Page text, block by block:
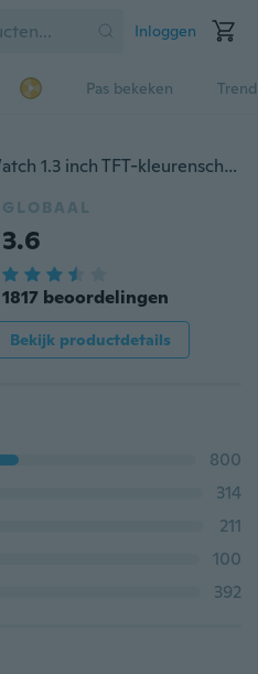
Inloggen
Pas bekeken
116PLUS Bluetooth Smart Watch 1.3 inch TFT-kleurenscherm IP67 Waterdichte sport Hartslagmeter Fitness Kleurenscherm Activity Tracker Smartwatch Sport voor Android IOS PK Fitbit Charge 2 Fitbit Versa Apple Watch 4
GLOBAAL
3.6
1817 beoordelingen
Bekijk productdetails
800
314
211
100
392